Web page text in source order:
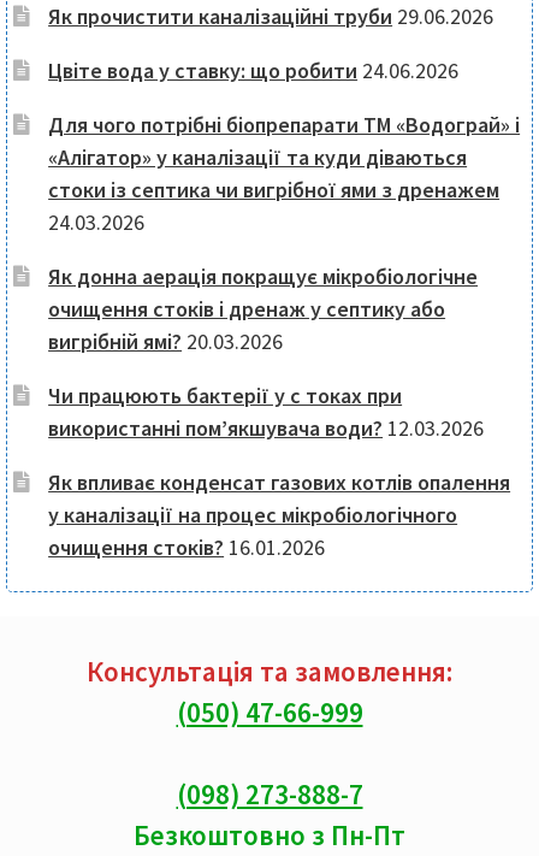
Як прочистити каналізаційні труби 29.06.2026
Цвіте вода у ставку: що робити 24.06.2026
Для чого потрібні біопрепарати ТМ «Водограй» і
«Алігатор» у каналізації та куди діваються
стоки із септика чи вигрібної ями з дренажем
24.03.2026
Як донна аерація покращує мікробіологічне
очищення стоків і дренаж у септику або
вигрібній ямі? 20.03.2026
Чи працюють бактерії у с токах при
використанні пом’якшувача води? 12.03.2026
Як впливає конденсат газових котлів опалення
у каналізації на процес мікробіологічного
очищення стоків? 16.01.2026
Консультація та замовлення:
(050) 47-66-999
(098) 273-888-7
Безкоштовно з Пн-Пт